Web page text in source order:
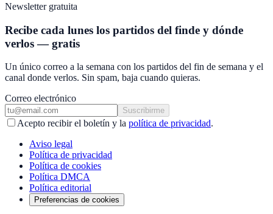
Newsletter gratuita
Recibe cada lunes los partidos del finde y dónde
verlos — gratis
Un único correo a la semana con los partidos del fin de semana y el
canal donde verlos. Sin spam, baja cuando quieras.
Correo electrónico
Suscribirme
Acepto recibir el boletín y la política de privacidad.
Aviso legal
Política de privacidad
Política de cookies
Política DMCA
Política editorial
Preferencias de cookies